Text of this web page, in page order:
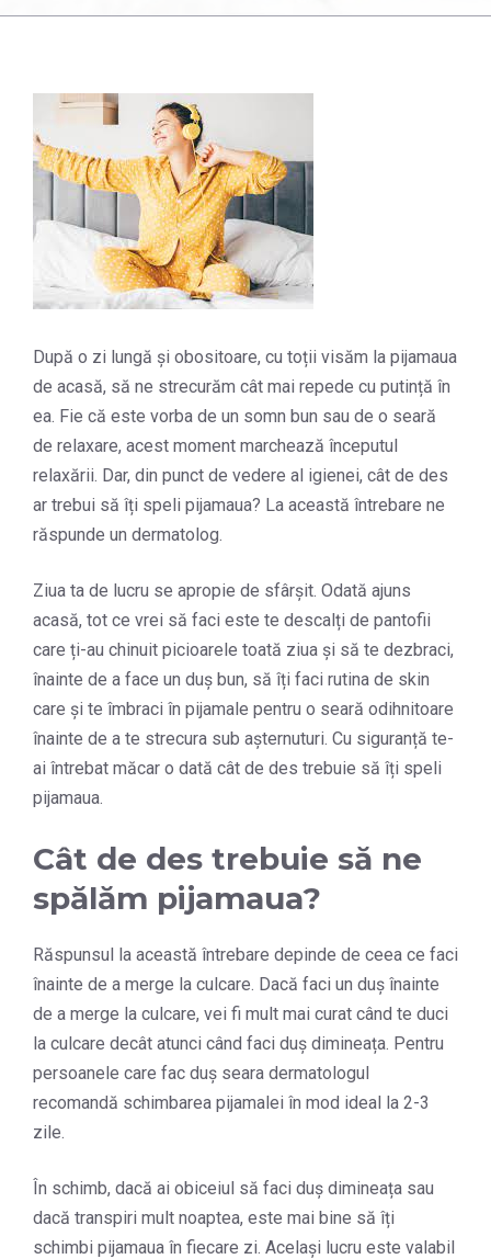
După o zi lungă și obositoare, cu toții visăm la pijamaua
de acasă, să ne strecurăm cât mai repede cu putință în
ea. Fie că este vorba de un somn bun sau de o seară
de relaxare, acest moment marchează începutul
relaxării. Dar, din punct de vedere al igienei, cât de des
ar trebui să îți speli pijamaua? La această întrebare ne
răspunde un dermatolog.
Ziua ta de lucru se apropie de sfârșit. Odată ajuns
acasă, tot ce vrei să faci este te descalți de pantofii
care ți-au chinuit picioarele toată ziua și să te dezbraci,
înainte de a face un duș bun, să îți faci rutina de skin
care și te îmbraci în pijamale pentru o seară odihnitoare
înainte de a te strecura sub așternuturi. Cu siguranță te-
ai întrebat măcar o dată cât de des trebuie să îți speli
pijamaua.
Cât de des trebuie să ne
spălăm pijamaua?
Răspunsul la această întrebare depinde de ceea ce faci
înainte de a merge la culcare. Dacă faci un duș înainte
de a merge la culcare, vei fi mult mai curat când te duci
la culcare decât atunci când faci duș dimineața. Pentru
persoanele care fac duș seara dermatologul
recomandă schimbarea pijamalei în mod ideal la 2-3
zile.
În schimb, dacă ai obiceiul să faci duș dimineața sau
dacă transpiri mult noaptea, este mai bine să îți
schimbi pijamaua în fiecare zi. Același lucru este valabil